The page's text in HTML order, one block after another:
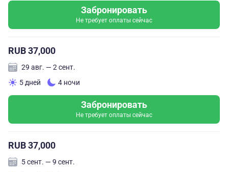
Забронировать
Не требует оплаты сейчас
RUB 37,000
29 авг. — 2 сент.
5 дней
4 ночи
Забронировать
Не требует оплаты сейчас
RUB 37,000
5 сент. — 9 сент.